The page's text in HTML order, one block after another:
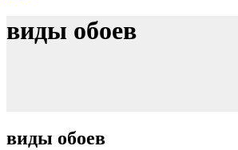
виды обоев
виды обоев